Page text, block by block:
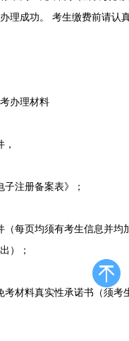
理成功。 考生缴费前请认
办理材料
注册备案表》；
每页均须有考生信息并均
）；
材料真实性承诺书（须考